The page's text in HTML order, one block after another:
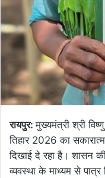
रायपुर:मुख्यमंत्री श्री
तिहार 2026 का
दिखाई दे रहा है। शासन
व्यवस्था के माध्यम से